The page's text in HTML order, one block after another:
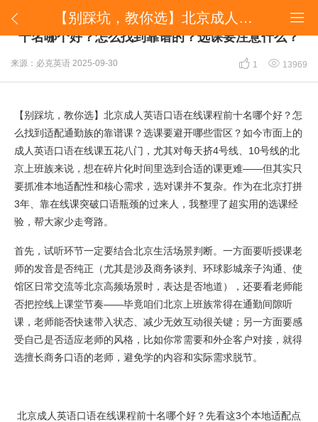
 
【别踩坑，教你选】北京成人英语口语在线课程前十名哪个好？怎么找到靠谱的？选课要注意什么？
【别踩坑，教你选】北京成人英语口语在线课程前
十名哪个好？怎么找到靠谱的？选课要注意什么？
来源：必克英语 2025-09-30  1  13969
【别踩坑，教你选】北京成人英语口语在线课程前十名哪个好？怎
么找到适配通勤族的靠谱课？选课要避开哪些雷区？如今市面上的
成人英语口语在线课五花八门，尤其对每天挤4号线、10号线的北
京上班族来说，想在碎片化时间里选到合适的课更难——但其实只
要抓准本地适配性和核心需求，选对课并不复杂。作为在北京打拼
3年、靠在线课突破口语瓶颈的过来人，我整理了超实用的选课经
验，帮大家少走弯路。
首先，试听环节一定要结合北京生活场景判断。一方面要听授课老
师的发音是否纯正（尤其是涉及商务谈判、环球影城亲子沟通、使
馆区日常交流等北京高频场景时，表达是否地道），还要看老师能
否把控线上课堂节奏——毕竟咱们北京上班族常得在通勤间隙听
课，老师能否快速带入状态、减少无效互动很关键；另一方面要感
受自己是否适应老师的风格，比如你常需要和外企客户对接，就得
选擅长商务口语的老师，避免学的内容和实际需求脱节。
北京成人英语口语在线课程前十名哪个好？先看这3个本地适配点